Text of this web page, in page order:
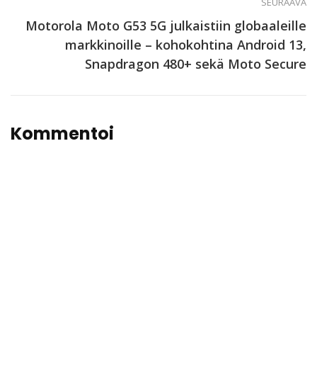
Motorola Moto G53 5G julkaistiin globaaleille
markkinoille – kohokohtina Android 13,
Snapdragon 480+ sekä Moto Secure
Kommentoi